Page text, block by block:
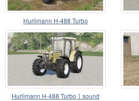
Hurlimann H-488 Turbo
Hurlimann H-488 Turbo〡sound